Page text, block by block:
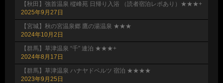
【秋田】強首温泉 樅峰苑 日帰り入浴 （読者宿泊レポあり）★★★+
2025年9月27日
【宮城】秋の宮温泉郷 鷹の湯温泉 ★★★
2024年10月2日
【群馬】草津温泉 “千” 連泊 ★★★+
2024年8月17日
【群馬】草津温泉 ハナヤドベルツ 宿泊 ★★★★
2023年9月25日